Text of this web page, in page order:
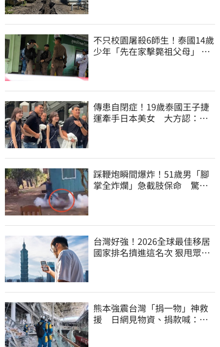
不只校園屠殺6師生！泰國14歲
少年「先在家擊斃祖父母」 可
傳患自閉症！19歲泰國王子捷
運牽手日本美女 大方認：
踩鞭炮瞬間爆炸！51歲男「腳
掌全炸爛」急截肢保命 驚悚
台灣好強！2026全球最佳移居
國家排名擠進這名次 狠甩眾多
熊本強震台灣「捐一物」神救
援 日網見物資、捐款喊：給